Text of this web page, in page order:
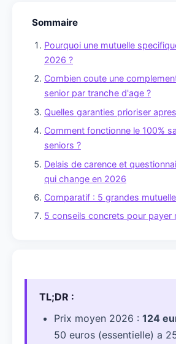
Sommaire
Pourquoi une mutuelle
2026 ?
Combien coute une
senior par tranche d'age ?
Quelles garanties prioriser
Comment fonctionne le 100%
seniors ?
Delais de carence et
qui change en 2026
Comparatif : 5 grandes
5 conseils concrets pour payer
TL;DR :
Prix moyen 2026 : 124
50 euros (essentielle) a